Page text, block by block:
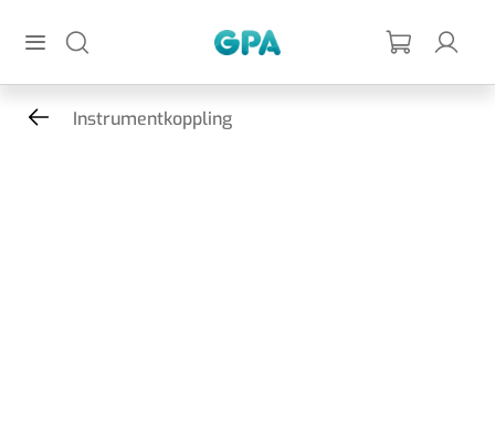
Instrumentkoppling